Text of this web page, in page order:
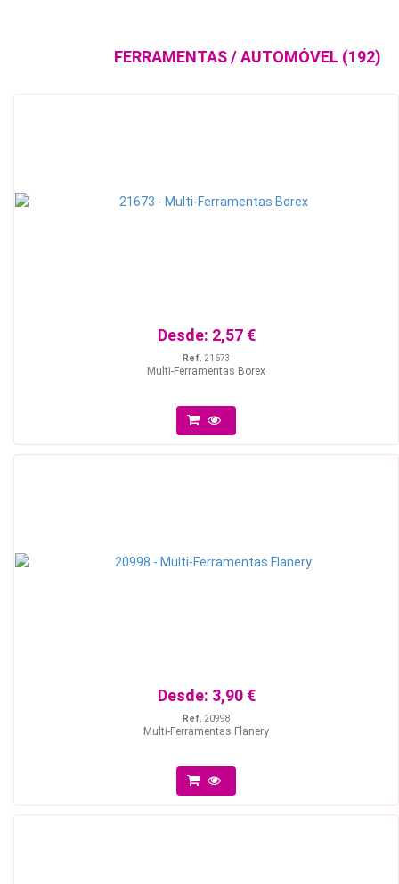
FERRAMENTAS / AUTOMÓVEL (192)
Desde: 2,57 €
Ref. 21673
Multi-Ferramentas Borex
Desde: 3,90 €
Ref. 20998
Multi-Ferramentas Flanery